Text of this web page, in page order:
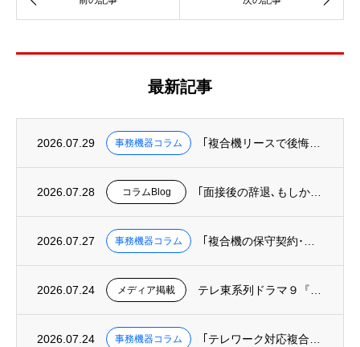
最新記事
2026.07.29 事務機器コラム ｢複合機リースで後悔しないために知っておくべき３つのこと｣を掲載
2026.07.28 コラムBlog ｢面接後の辞退､もしかして“オフィスというUI”の欠陥が原因かも?｣を掲載
2026.07.27 事務機器コラム ｢複合機の保守契約･カウンター料金を徹底解説｜トータルコストの正しい計算方法｣を掲載
2026.07.24 メディア掲載 テレ東系列ドラマ９『リーガルビート –逆転の法廷–』へ美術協力しました
2026.07.24 事務機器コラム ｢テレワーク対応複合機の選び方｜リモート印刷･クラウド保存ができる機種と業者｣を掲載